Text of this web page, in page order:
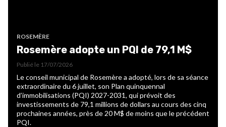
ROSEMÈRE
Rosemère adopte un PQI de 79,1 M$
Publié le 17/07/2026
Le conseil municipal de Rosemère a adopté, lors de sa séance
extraordinaire du 6 juillet, son Plan quinquennal
d’immobilisations (PQI) 2027-2031, qui prévoit des
investissements de 79,1 millions de dollars au cours des cinq
prochaines années, près de 20 M$ de moins que le précédent
PQI.